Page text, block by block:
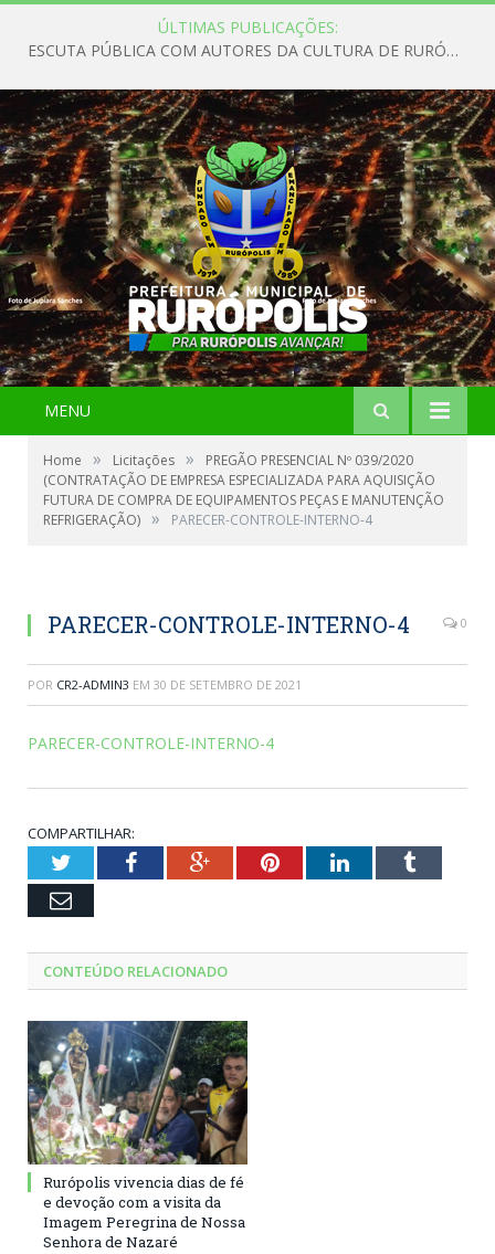
ÚLTIMAS PUBLICAÇÕES:
ESCUTA PÚBLICA COM AUTORES DA CULTURA DE RURÓPOLIS
MENU
Home » Licitações »
PREGÃO PRESENCIAL Nº 039/2020
(CONTRATAÇÃO DE EMPRESA ESPECIALIZADA PARA AQUISIÇÃO
FUTURA DE COMPRA DE EQUIPAMENTOS PEÇAS E MANUTENÇÃO
REFRIGERAÇÃO) » PARECER-CONTROLE-INTERNO-4
PARECER-CONTROLE-INTERNO-4 0
POR CR2-ADMIN3 EM 30 DE SETEMBRO DE 2021
PARECER-CONTROLE-INTERNO-4
COMPARTILHAR:
TwitterFacebookGoogle+PinterestLinkedInTumblr
Email
CONTEÚDO RELACIONADO
Rurópolis vivencia dias de fé
e devoção com a visita da
Imagem Peregrina de Nossa
Senhora de Nazaré